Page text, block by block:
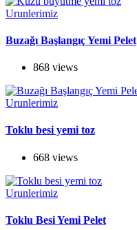
Urunlerimiz
Buzağı Başlangıç Yemi Pelet
868 views
Urunlerimiz
Toklu besi yemi toz
668 views
Urunlerimiz
Toklu Besi Yemi Pelet